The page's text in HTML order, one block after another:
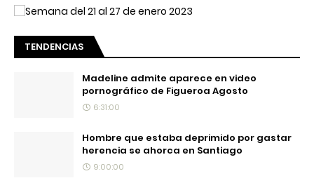
TENDENCIAS
Madeline admite aparece en video
pornográfico de Figueroa Agosto
6:31:00
Hombre que estaba deprimido por gastar
herencia se ahorca en Santiago
9:00:00